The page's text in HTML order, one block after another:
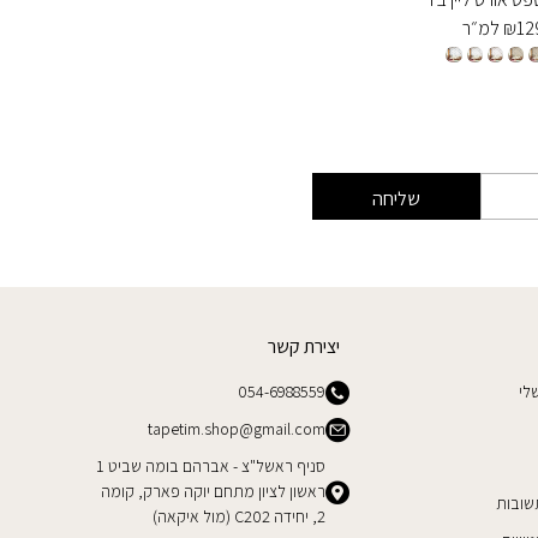
₪ למ״ר
שליחה
יצירת קשר
054-6988559
tapetim.shop@gmail.com
סניף ראשל"צ - אברהם בומה שביט 1
ראשון לציון מתחם יוקה פארק, קומה
2, יחידה C202 (מול איקאה)